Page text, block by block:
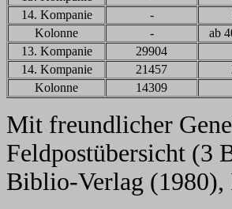
14. Kompanie
-
Kolonne
-
ab
13. Kompanie
29904
14. Kompanie
21457
Kolonne
14309
Mit freundlicher
Feldpostübersicht (3
Biblio-Verlag (1980),